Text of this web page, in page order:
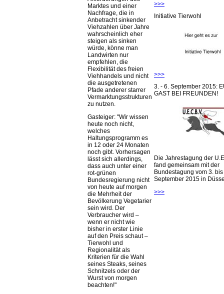
Marktes und einer
Nachfrage, die in
Anbetracht sinkender
Viehzahlen über Jahre
wahrscheinlich eher
steigen als sinken
würde, könne man
Landwirten nur
empfehlen, die
Flexibilität des freien
Viehhandels und nicht
die ausgetretenen
Pfade anderer starrer
Vermarktungsstrukturen
zu nutzen.
Gasteiger: Wir wissen
heute noch nicht,
welches
Haltungsprogramm es
in 12 oder 24 Monaten
noch gibt. Vorhersagen
lässt sich allerdings,
dass auch unter einer
rot-grünen
Bundesregierung nicht
von heute auf morgen
die Mehrheit der
Bevölkerung Vegetarier
sein wird. Der
Verbraucher wird –
wenn er nicht wie
bisher in erster Linie
auf den Preis schaut –
Tierwohl und
Regionalität als
Kriterien für die Wahl
seines Steaks, seines
Schnitzels oder der
Wurst von morgen
beachten!
>>>
Initiative Tierwohl
>>>
3. - 6. September 2015:
GAST BEI FREUNDEN!
Die Jahrestagung der
fand gemeinsam mit der
Bundestagung vom 3. bis
September 2015 in
>>>